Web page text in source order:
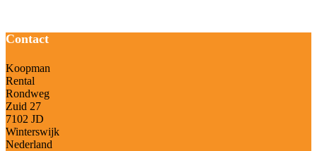
Contact
Koopman
Rental
Rondweg
Zuid 27
7102 JD
Winterswijk
Nederland